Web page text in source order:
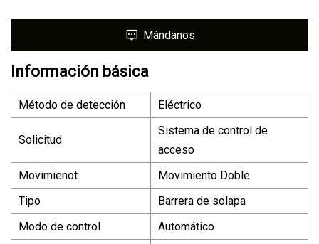
Mándanos
Información básica
Método de detección Eléctrico
Solicitud
Sistema de control de
acceso
Movimienot
Movimiento Doble
Tipo
Barrera de solapa
Modo de control
Automático